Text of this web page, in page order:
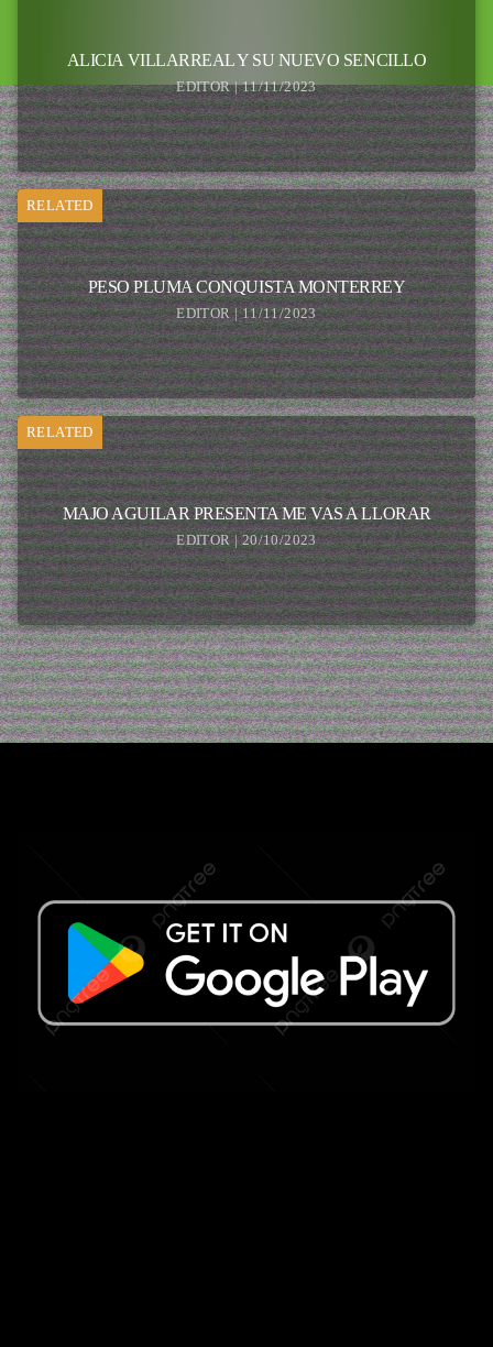
ALICIA VILLARREAL Y SU NUEVO SENCILLO
EDITOR | 11/11/2023
RELATED
PESO PLUMA CONQUISTA MONTERREY
EDITOR | 11/11/2023
RELATED
MAJO AGUILAR PRESENTA ME VAS A LLORAR
EDITOR | 20/10/2023